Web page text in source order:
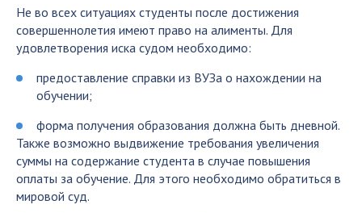
Не во всех ситуациях студенты после достижения
совершеннолетия имеют право на алименты. Для
удовлетворения иска судом необходимо:
предоставление справки из ВУЗа о нахождении на
обучении;
форма получения образования должна быть дневной.
Также возможно выдвижение требования увеличения
суммы на содержание студента в случае повышения
оплаты за обучение. Для этого необходимо обратиться в
мировой суд.